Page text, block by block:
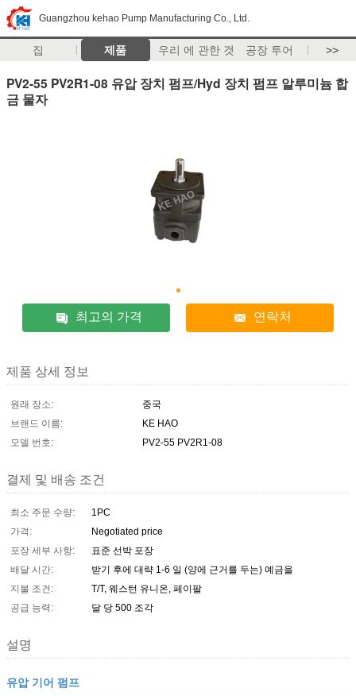
Guangzhou kehao Pump Manufacturing Co., Ltd.
집 제품 우리 에 관한 것 공장 투어 >>
PV2-55 PV2R1-08 유압 장치 펌프/Hyd 장치 펌프 알루미늄 합
금 물자
최고의 가격 연락처
제품 상세 정보
원래 장소:
중국
브랜드 이름:
KE HAO
모델 번호:
PV2-55 PV2R1-08
결제 및 배송 조건
최소 주문 수량:
1PC
가격:
Negotiated price
포장 세부 사항:
표준 선박 포장
배달 시간:
받기 후에 대략 1-6 일 (양에 근거를 두는) 예금을
지불 조건:
T/T, 웨스턴 유니온, 페이팔
공급 능력:
달 당 500 조각
설명
유압 기어 펌프